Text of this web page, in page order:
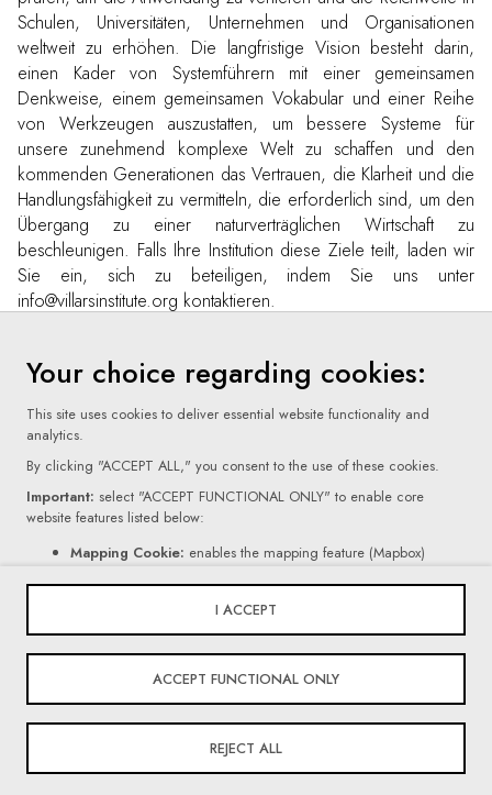
Schulen, Universitäten, Unternehmen und Organisationen
weltweit zu erhöhen. Die langfristige Vision besteht darin,
einen Kader von Systemführern mit einer gemeinsamen
Denkweise, einem gemeinsamen Vokabular und einer Reihe
von Werkzeugen auszustatten, um bessere Systeme für
unsere zunehmend komplexe Welt zu schaffen und den
kommenden Generationen das Vertrauen, die Klarheit und die
Handlungsfähigkeit zu vermitteln, die erforderlich sind, um den
Übergang zu einer naturverträglichen Wirtschaft zu
beschleunigen. Falls Ihre Institution diese Ziele teilt, laden wir
Sie ein, sich zu beteiligen, indem Sie uns unter
info@villarsinstitute.org kontaktieren.
Terms Of Use
Privacy Policy
Cookie Settings
© 2026 Villars Institute. All Rights Reserved
Powered By
Your choice regarding cookies:
This site uses cookies to deliver essential website functionality and
analytics.
By clicking "ACCEPT ALL," you consent to the use of these cookies.
Important: select "ACCEPT FUNCTIONAL ONLY" to enable core
website features listed below:
Mapping Cookie: enables the mapping feature (Mapbox)
If you click "REJECT ALL," certain core website functionalities, as
mentioned above, will be disabled.
For more information on the types of cookies we use, please read our
I ACCEPT
ACCEPT FUNCTIONAL ONLY
REJECT ALL